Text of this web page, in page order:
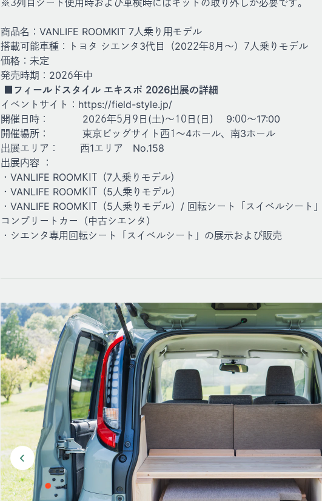
※3列目シート使用時および車検時にはキットの取り外しが必要です。
商品名：VANLIFE ROOMKIT 7人乗り用モデル
搭載可能車種：トヨタ シエンタ3代目（2022年8月～）7人乗りモデル
価格：未定
発売時期：2026年中
■フィールドスタイル エキスポ 2026出展の詳細
イベントサイト： https://field-style.jp/
開催日時： 2026年5月9日(土)～10日(日) 9:00～17:00
開催場所： 東京ビッグサイト西1～4ホール、南3ホール
出展エリア： 西1エリア No.158
出展内容 ：
・VANLIFE ROOMKIT（7人乗りモデル）
・VANLIFE ROOMKIT（5人乗りモデル）
・VANLIFE ROOMKIT（5人乗りモデル）/ 回転シート「スイベルシート
コンプリートカー（中古シエンタ）
・シエンタ専用回転シート「スイベルシート」の展示および販売